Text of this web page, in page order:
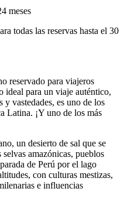
meses
todas las reservas hasta el 30
reservado para viajeros
ideal para un viaje auténtico,
vastedades, es uno de los
Latina. ¡Y uno de los más
un desierto de sal que se
amazónicas, pueblos
de Perú por el lago
con culturas mestizas,
e influencias